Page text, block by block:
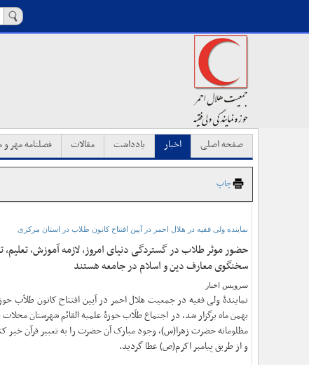
صفحه اصلی اخبار یادداشت مقالات فصلنامه مهر و
چاپ
نماینده ولی فقیه در هلال احمر در آیین افتتاح کانون طلاب در استان مرکزی
حضور موثر طلاب در گستردگی دنیای امروز، لازمه آموزش،
سخنگوی معارف دین و اسلام در جامعه هستند
سرویس اخبار
بهمن ماه برگزار شد، در اجتماع طلّاب حوزۀ علمیه القائم شهرستان
مظلومانه حضرت زهرا(س)، وجود مبارک آن حضرت را به تعبیر قرآن خیر
و از طریق پیامبر اکرم(ص) عطا گردید.